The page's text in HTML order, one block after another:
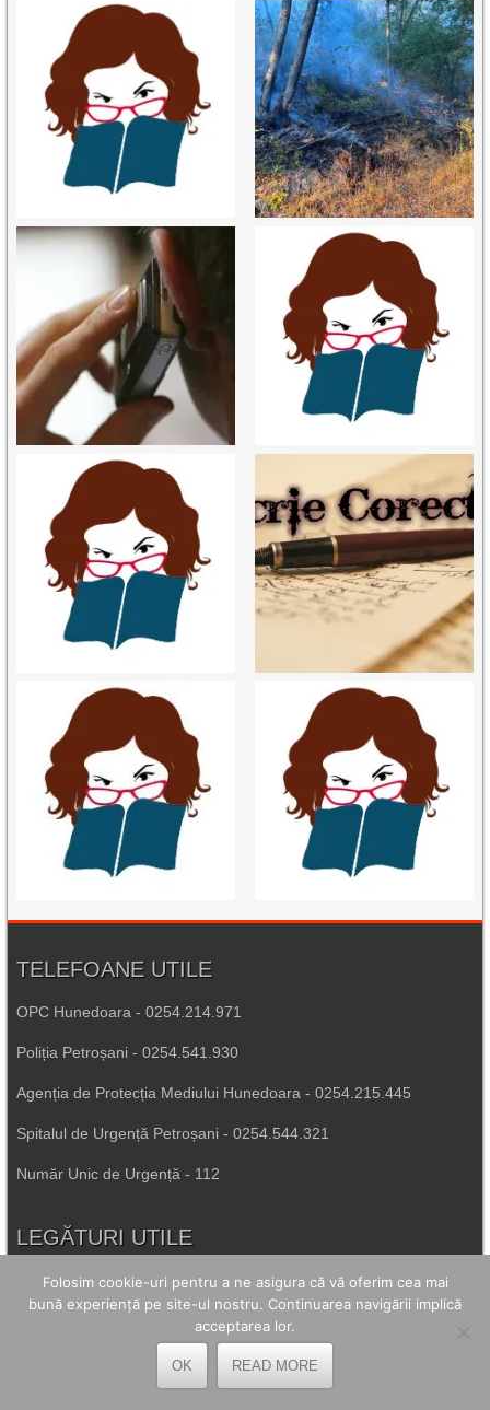
TELEFOANE UTILE
OPC Hunedoara - 0254.214.971
Poliția Petroșani - 0254.541.930
Agenția de Protecția Mediului Hunedoara - 0254.215.445
Spitalul de Urgență Petroșani - 0254.544.321
Număr Unic de Urgență - 112
LEGĂTURI UTILE
Prefectura Hunedoara
Inspectoratul Școlar Hunedoara
Folosim cookie-uri pentru a ne asigura că vă oferim cea mai
bună experiență pe site-ul nostru. Continuarea navigării implică
acceptarea lor.
OK READ MORE